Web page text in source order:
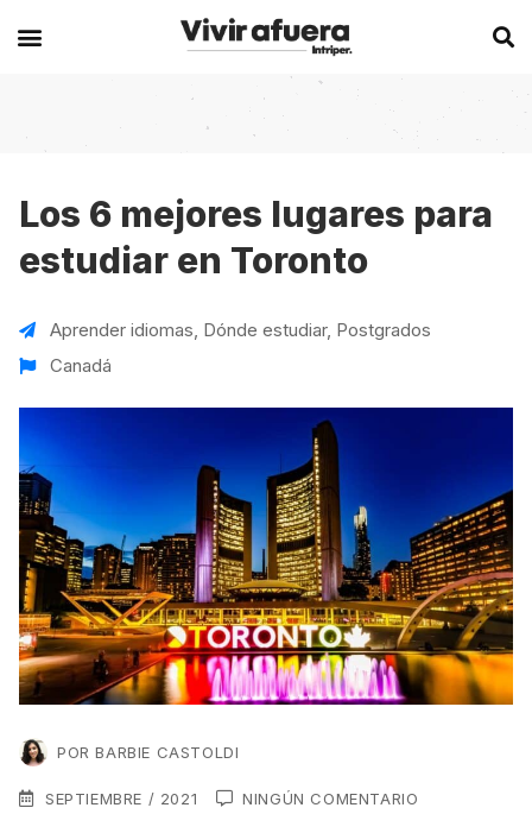
Secciones
Becas
Historias de viajeros
Work
Working Holidays
Lo último sobre intercambios
Europa
Alemania
Bélgica
Italia
Malta
Reino Unido
Suecia
Asia
China
Corea del Sur
Experiencias en el extranjero
Australia
Canadá
VER TODAS LAS EXPERIENCIAS
Síguenos en las redes
Los 6 mejores lugares para
estudiar en Toronto
Aprender idiomas, Dónde estudiar, Postgrados
Canadá
POR BARBIE CASTOLDI
SEPTIEMBRE / 2021 NINGÚN COMENTARIO